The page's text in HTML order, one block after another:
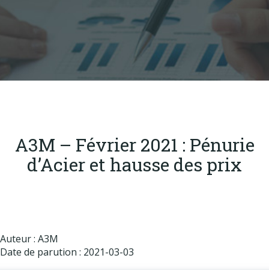
EN
Qui sommes-nous
Produits
Publications
Actualités
A3M – Février 2021 : Pénurie
d’Acier et hausse des prix
Auteur : A3M
Date de parution : 2021-03-03